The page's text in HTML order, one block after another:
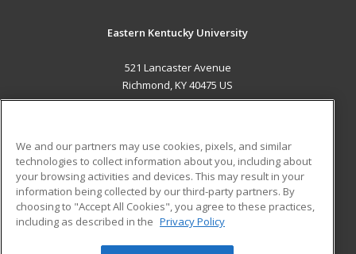
Eastern Kentucky University
521 Lancaster Avenue
Richmond, KY 40475 US
ADDITIONAL RESOURCES
Military
Financial Assistance
Help
Student Blog
We and our partners may use cookies, pixels, and similar
technologies to collect information about you, including about
your browsing activities and devices. This may result in your
information being collected by our third-party partners. By
choosing to "Accept All Cookies", you agree to these practices,
including as described in the Privacy Policy